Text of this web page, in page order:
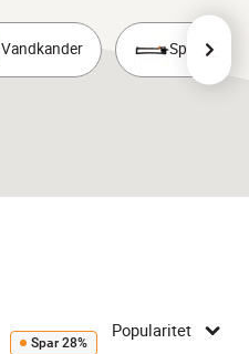
Vandkander Sprinklere
Popularitet
Spar 28%